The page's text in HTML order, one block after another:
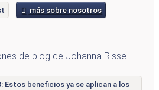
más sobre nosotros
de blog de Johanna Risse
Estos beneficios ya se aplican a los